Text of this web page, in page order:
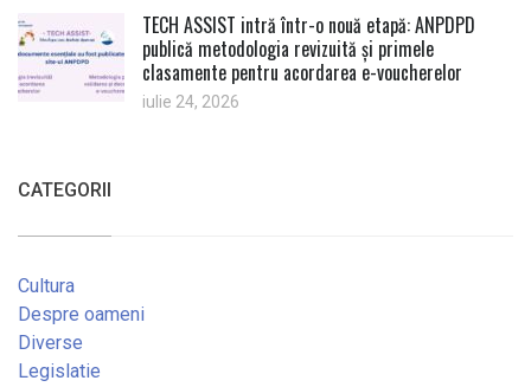
TECH ASSIST intră într-o nouă etapă: ANPDPD
publică metodologia revizuită și primele
clasamente pentru acordarea e-voucherelor
iulie 24, 2026
CATEGORII
Cultura
Despre oameni
Diverse
Legislatie